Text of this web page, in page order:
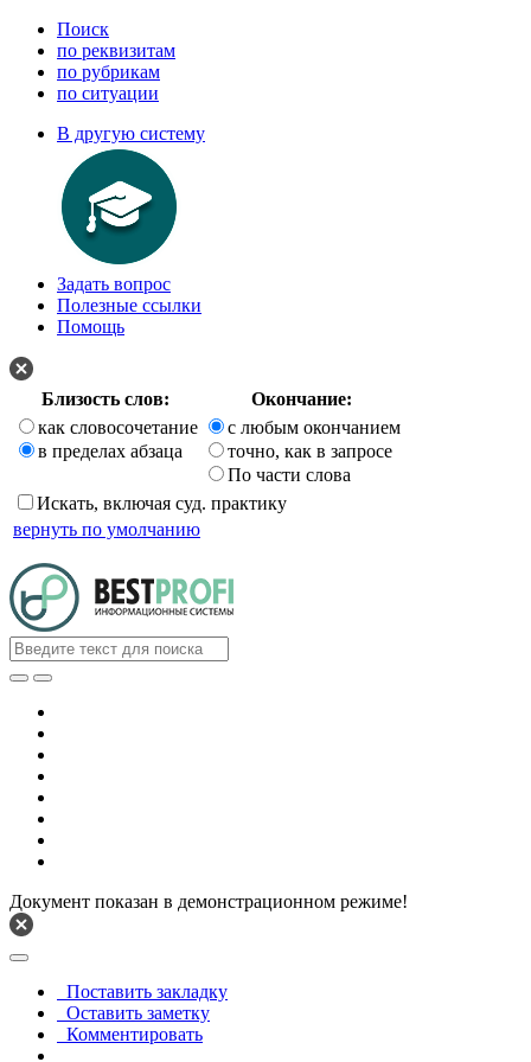
Поиск
по реквизитам
по рубрикам
по ситуации
В другую систему
Задать вопрос
Полезные ссылки
Помощь
Близость слов:
Окончание:
как словосочетание
в пределах абзаца
с любым окончанием
точно, как в запросе
По части слова
Искать, включая суд. практику
вернуть по умолчанию
Документ показан в демонстрационном режиме!
Поставить закладку
Оставить заметку
Комментировать